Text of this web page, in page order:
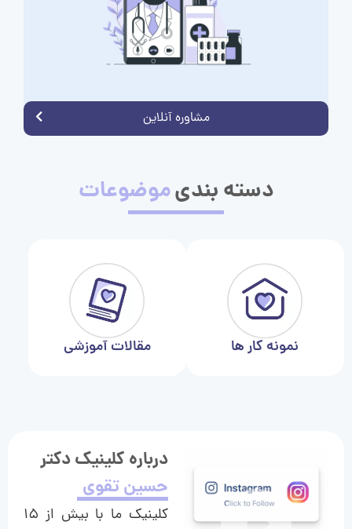
مشاوره آنلاین
دسته بندیموضوعات
نمونه کار ها مقالات آموزشی
درباره کلینیک دکتر
حسین تقوی
کلینیک ما با بیش از ۱۵